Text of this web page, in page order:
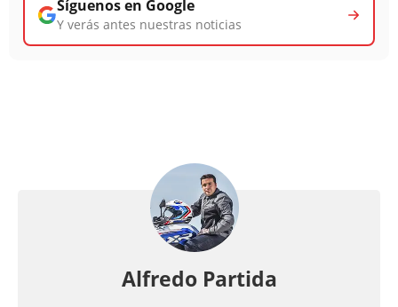
Síguenos en Google
Y verás antes nuestras noticias
Alfredo Partida